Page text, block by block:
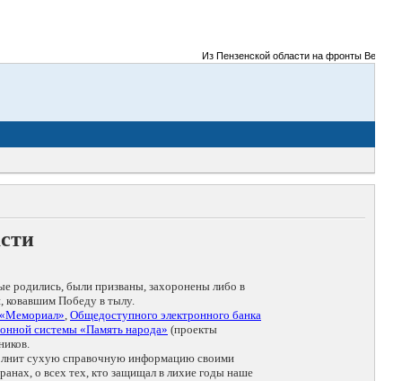
Из Пензенской области на фронты Великой
родились, были призваны, захоронены либо в
ковавшим Победу в тылу.
, Общедоступного электронного банка
системы «Память народа» (проекты
сухую справочную информацию своими
о всех тех, кто защищал в лихие годы наше